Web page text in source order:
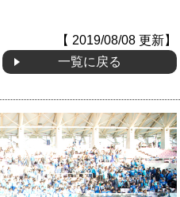
【 2019/08/08 更新】
一覧に戻る